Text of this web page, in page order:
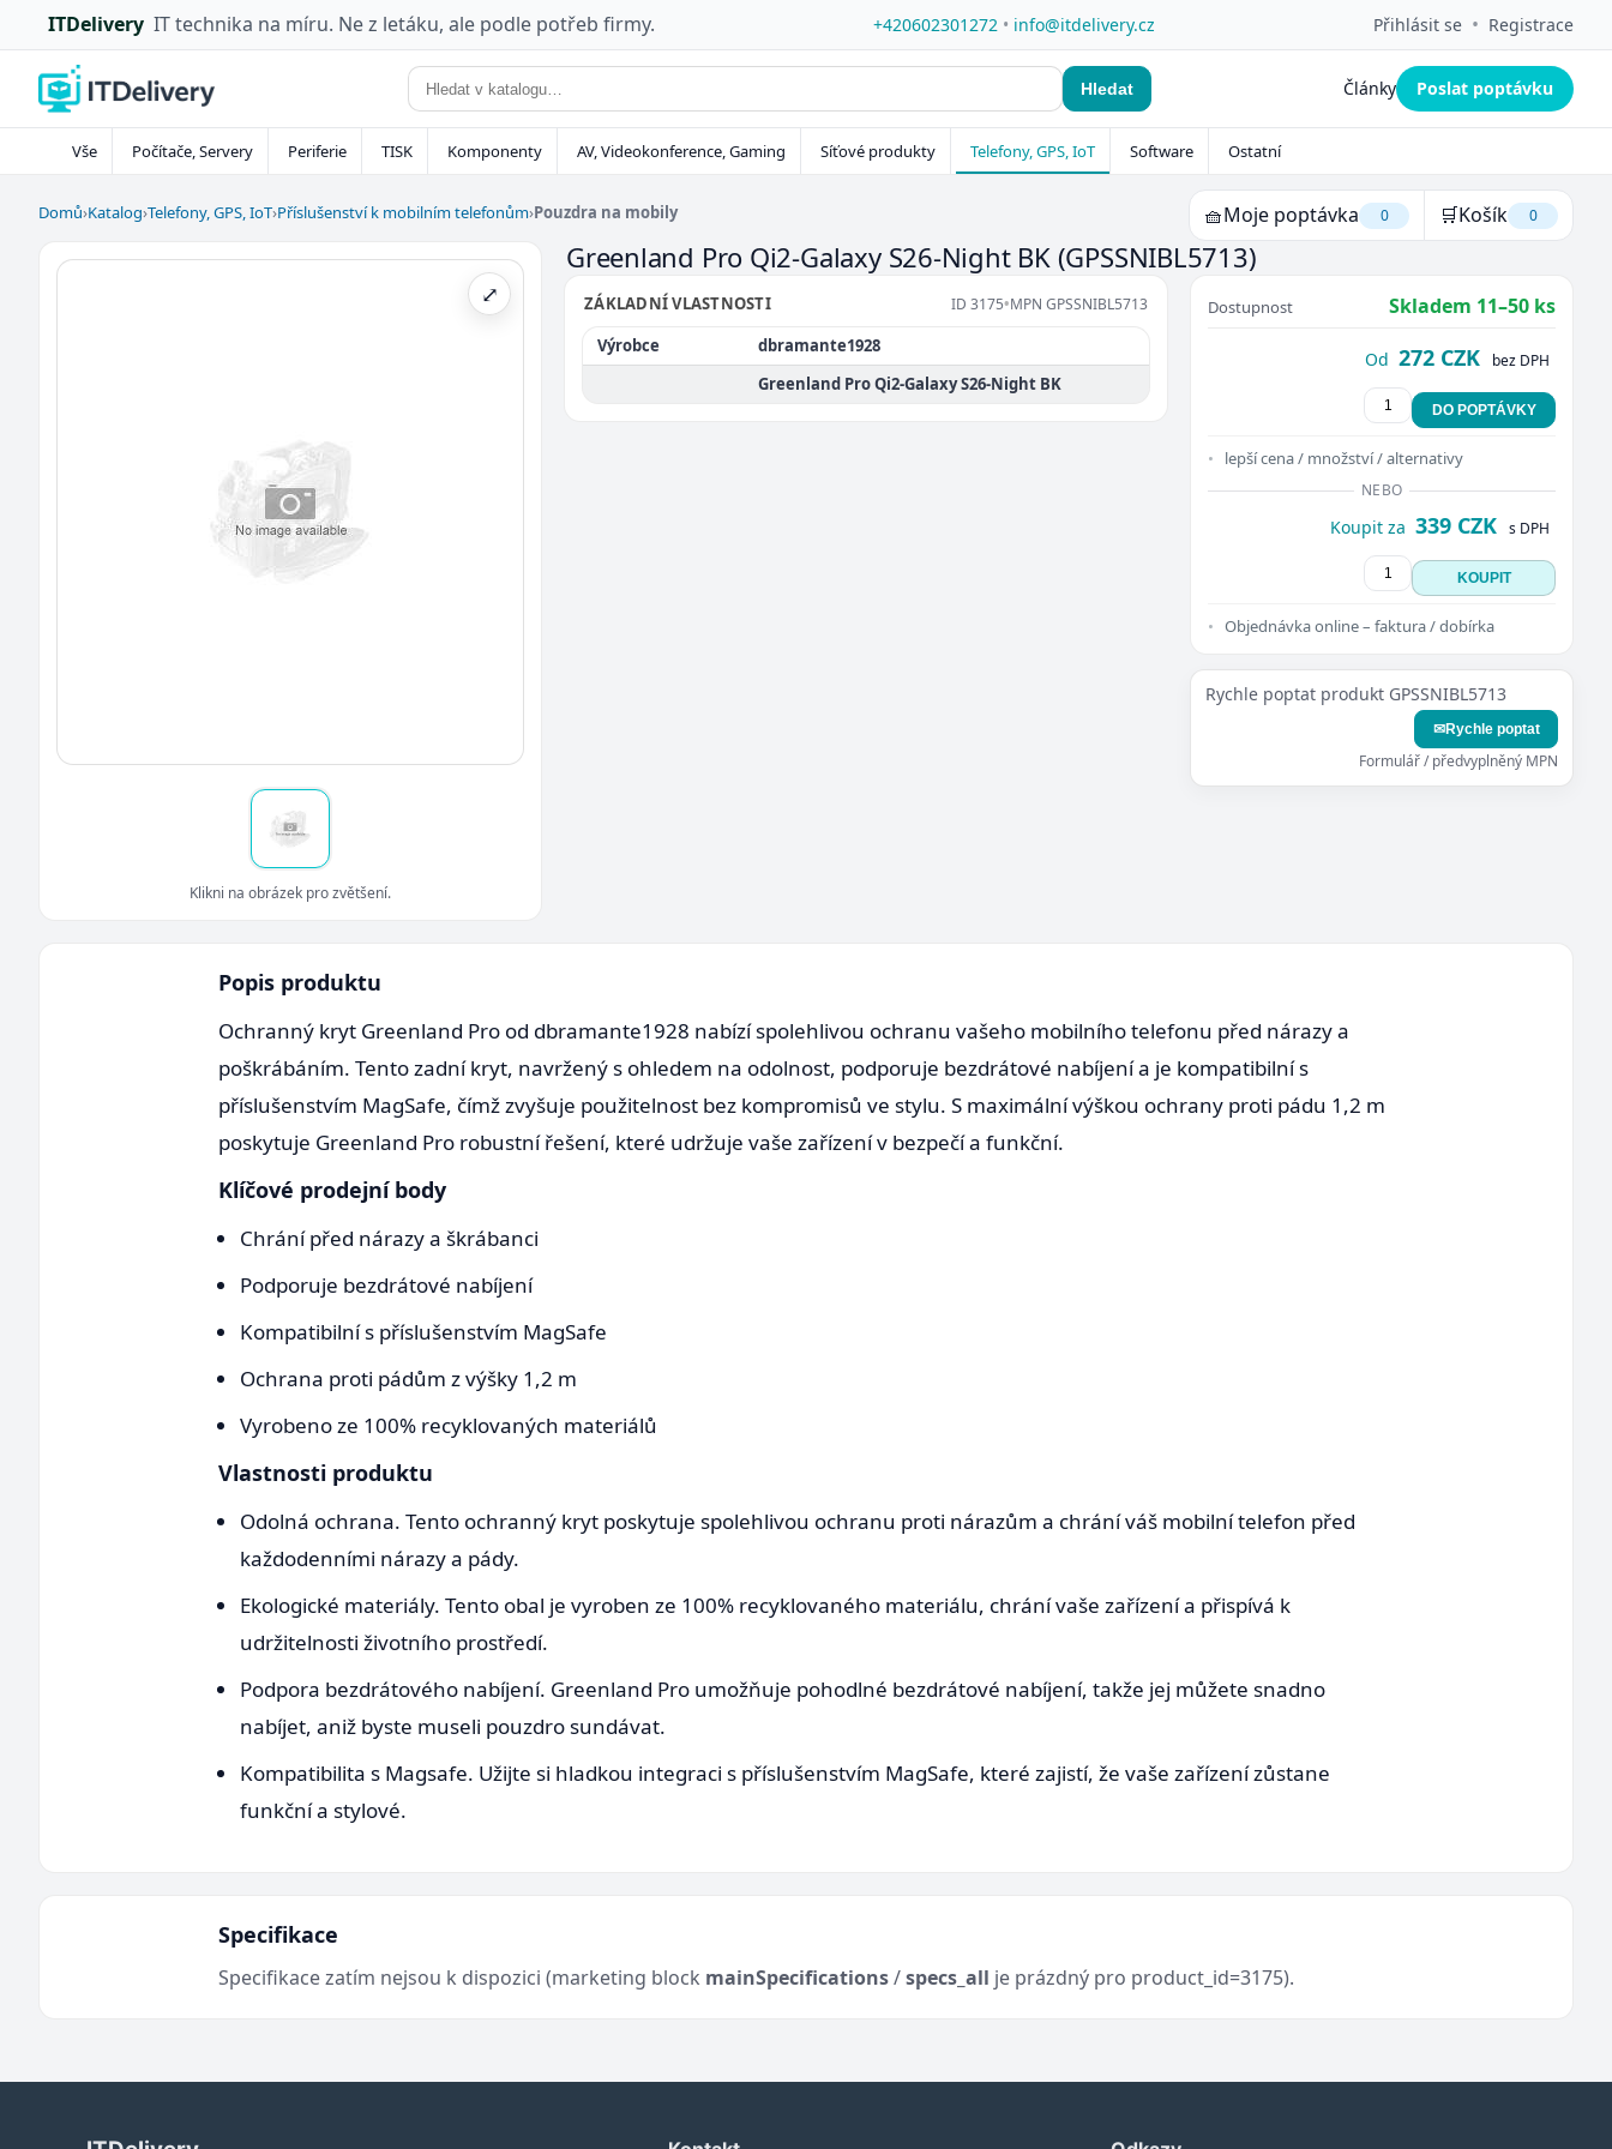
ITDelivery IT technika na míru. Ne z letáku, ale podle potřeb firmy. +420602301272 • info@itdelivery.cz Přihlásit se • Registrace
Hledat Články Poslat poptávku
Vše Počítače, Servery Periferie TISK Komponenty AV, Videokonference, Gaming Síťové produkty Telefony, GPS, IoT Software Ostatní
Domů›Katalog›Telefony, GPS, IoT›Příslušenství k mobilním telefonům›Pouzdra na mobily 🧺Moje poptávka 0 🛒Košík 0
⤢
Klikni na obrázek pro zvětšení.
Greenland Pro Qi2-Galaxy S26-Night BK (GPSSNIBL5713)
ZÁKLADNÍ VLASTNOSTI ID 3175•MPN GPSSNIBL5713
Výrobce
dbramante1928
Greenland Pro Qi2-Galaxy S26-Night BK
Dostupnost Skladem 11–50 ks
Od 272 CZK bez DPH
DO POPTÁVKY
lepší cena / množství / alternativy
NEBO
Koupit za 339 CZK s DPH
KOUPIT
Objednávka online – faktura / dobírka
Rychle poptat produkt GPSSNIBL5713
✉Rychle poptat
Formulář / předvyplněný MPN
Popis produktu
Ochranný kryt Greenland Pro od dbramante1928 nabízí spolehlivou ochranu vašeho mobilního telefonu před nárazy a
poškrábáním. Tento zadní kryt, navržený s ohledem na odolnost, podporuje bezdrátové nabíjení a je kompatibilní s
příslušenstvím MagSafe, čímž zvyšuje použitelnost bez kompromisů ve stylu. S maximální výškou ochrany proti pádu 1,2 m
poskytuje Greenland Pro robustní řešení, které udržuje vaše zařízení v bezpečí a funkční.
Klíčové prodejní body
Chrání před nárazy a škrábanci
Podporuje bezdrátové nabíjení
Kompatibilní s příslušenstvím MagSafe
Ochrana proti pádům z výšky 1,2 m
Vyrobeno ze 100% recyklovaných materiálů
Vlastnosti produktu
Odolná ochrana. Tento ochranný kryt poskytuje spolehlivou ochranu proti nárazům a chrání váš mobilní telefon před
každodenními nárazy a pády.
Ekologické materiály. Tento obal je vyroben ze 100% recyklovaného materiálu, chrání vaše zařízení a přispívá k
udržitelnosti životního prostředí.
Podpora bezdrátového nabíjení. Greenland Pro umožňuje pohodlné bezdrátové nabíjení, takže jej můžete snadno
nabíjet, aniž byste museli pouzdro sundávat.
Kompatibilita s Magsafe. Užijte si hladkou integraci s příslušenstvím MagSafe, které zajistí, že vaše zařízení zůstane
funkční a stylové.
Specifikace
Specifikace zatím nejsou k dispozici (marketing block mainSpecifications/specs_all je prázdný pro product_id=3175).